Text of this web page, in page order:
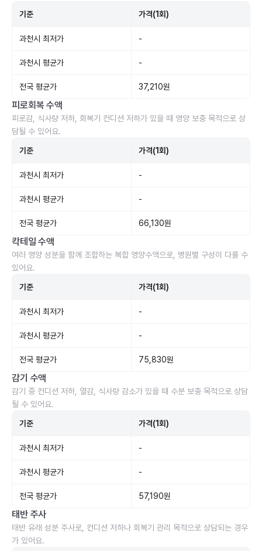
기준 가격(1회)
과천시 최저가 -
과천시 평균가 -
전국 평균가 37,210원
피로회복 수액
피로감, 식사량 저하, 회복기 컨디션 저하가 있을 때 영양 보충 목적으로 상
담될 수 있어요.
기준 가격(1회)
과천시 최저가 -
과천시 평균가 -
전국 평균가 66,130원
칵테일 수액
여러 영양 성분을 함께 조합하는 복합 영양수액으로, 병원별 구성이 다를 수
있어요.
기준 가격(1회)
과천시 최저가 -
과천시 평균가 -
전국 평균가 75,830원
감기 수액
감기 중 컨디션 저하, 열감, 식사량 감소가 있을 때 수분 보충 목적으로 상담
될 수 있어요.
기준 가격(1회)
과천시 최저가 -
과천시 평균가 -
전국 평균가 57,190원
태반 주사
태반 유래 성분 주사로, 컨디션 저하나 회복기 관리 목적으로 상담되는 경우
가 있어요.